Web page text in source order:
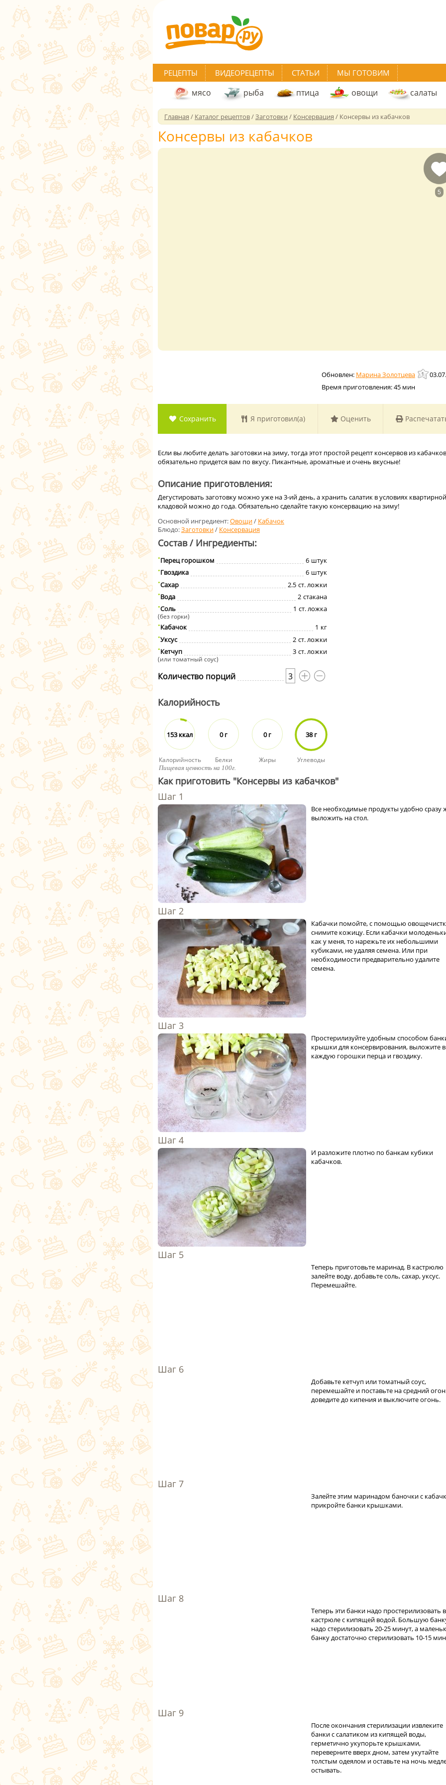
РЕЦЕПТЫ ВИДЕОРЕЦЕПТЫ СТАТЬИ МЫ ГОТОВИМ
мясо рыба птица овощи салаты
Главная / Каталог рецептов/Заготовки / Консервация / Консервы из кабачков
Консервы из кабачков
5
Марина Золотцева
Время приготовления:45 мин
Сохранить Я приготовил(а) Оценить
Если вы любите делать заготовки на зиму, тогда этот простой рецепт консервов из кабачков
обязательно придется вам по вкусу. Пикантные, ароматные и очень вкусные!
Описание приготовления:
Дегустировать заготовку можно уже на 3-ий день, а хранить салатик в условиях квартирной
кладовой можно до года. Обязательно сделайте такую консервацию на зиму!
Основной ингредиент:Овощи/ Кабачок
Блюдо:Заготовки/ Консервация
Состав / Ингредиенты:
Перец горошком 6 штук
Гвоздика
6 штук
Сахар
2.5 ст. ложки
Вода
2 стакана
Соль
1 ст. ложка
(без горки)
Кабачок 1 кг
Уксус
2 ст. ложки
Кетчуп
3 ст. ложки
(или томатный соус)
Количество порций 3
Калорийность
153 ккал
Калорийность
0 г
Белки
0 г
Жиры
38 г
Углеводы
Пищевая ценность на 100г.
Как приготовить "Консервы из кабачков"
Все необходимые продукты удобно сразу
выложить на стол.
Кабачки помойте, с помощью
снимите кожицу. Если кабачки
как у меня, то нарежьте их небольшими
кубиками, не удаляя семена. Или при
необходимости предварительно удалите
семена.
Простерилизуйте удобным способом
крышки для консервирования, выложите в
каждую горошки перца и гвоздику.
И разложите плотно по банкам кубики
кабачков.
Теперь приготовьте маринад. В кастрюлю
залейте воду, добавьте соль, сахар, уксус.
Перемешайте.
Добавьте кетчуп или томатный соус,
перемешайте и поставьте на средний
доведите до кипения и выключите огонь.
Залейте этим маринадом баночки с
прикройте банки крышками.
Теперь эти банки надо простерилизовать в
кастрюле с кипящей водой. Большую
надо стерилизовать 20-25 минут, а
банку достаточно стерилизовать 10-15
После окончания стерилизации извлеките
банки с салатиком из кипящей воды,
герметично укупорьте крышками,
переверните вверх дном, затем укутайте
толстым одеялом и оставьте на ночь
остывать.